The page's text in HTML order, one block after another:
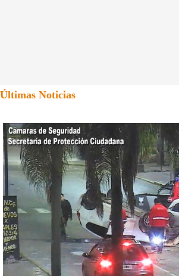
Últimas Noticias